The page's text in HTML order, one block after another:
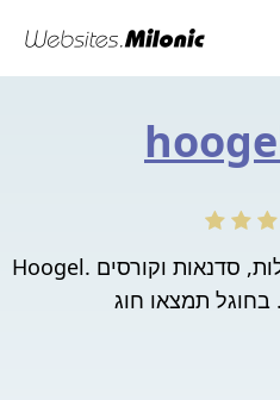
Hoogel. מאגר אדיר של חוגים, הפעלות, סדנאות וקורסים